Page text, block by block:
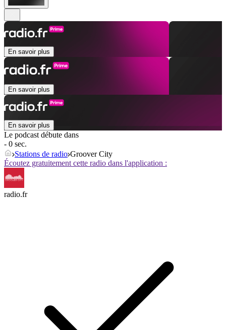
En savoir plus
En savoir plus
En savoir plus
Le podcast débute dans
- 0 sec.
Stations de radio Groover City
Écoutez gratuitement cette radio dans l'application :
radio.fr